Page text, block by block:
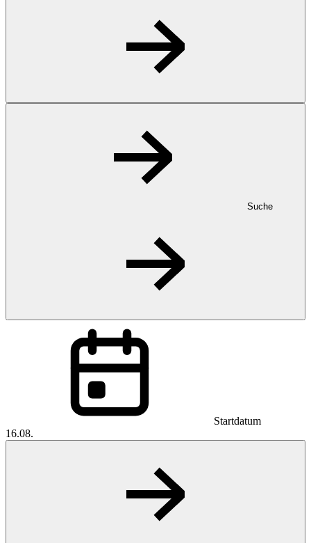
Suche
Startdatum
16.08.